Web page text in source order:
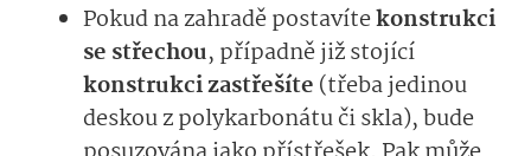
Pokud na zahradě postavítekonstrukci
se střechou, případně již stojící
konstrukci zastřešíte (třeba jedinou
deskou z polykarbonátu či skla), bude